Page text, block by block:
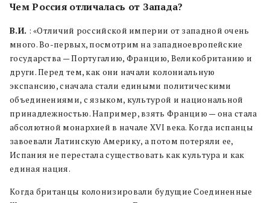
Чем Россия отличалась от Запада?
В.И. : «Отличий российской империи от западной очень
много. Во-первых, посмотрим на западноевропейские
государства — Португалию, Францию, Великобританию и
други. Перед тем, как они начали колониальную
экспансию, сначала стали едиными политическими
объединениями, с языком, культурой и национальной
принадлежностью. Например, взять Францию — она стала
абсолютной монархией в начале XVI века. Когда испанцы
завоевали Латинскую Америку, а потом потеряли ее,
Испания не перестала существовать как культура и как
единая нация.
Когда британцы колонизировали будущие Соединенные